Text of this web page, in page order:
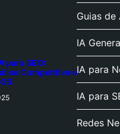
para SEO:
Competitiva e
Guias de
IA
IA para
IA para
Redes